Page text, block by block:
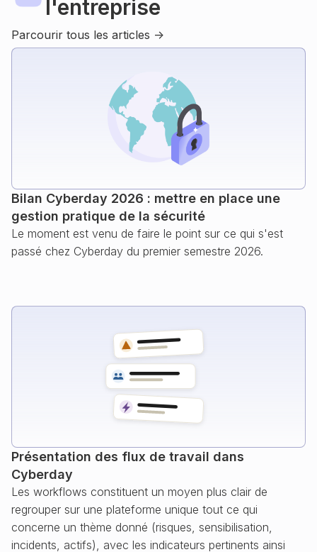
l'entreprise
Parcourir tous les articles ->
Bilan Cyberday 2026 : mettre en place une
gestion pratique de la sécurité
Le moment est venu de faire le point sur ce qui s'est
passé chez Cyberday du premier semestre 2026.
Présentation des flux de travail dans
Cyberday
Les workflows constituent un moyen plus clair de
regrouper sur une plateforme unique tout ce qui
concerne un thème donné (risques, sensibilisation,
incidents, actifs), avec les indicateurs pertinents ainsi